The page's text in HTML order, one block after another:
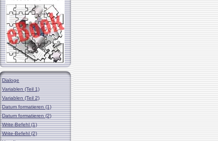
Dialoge
Variablen (Teil 1)
Variablen (Teil 2)
Datum formatieren (1)
Datum formatieren (2)
Write-Befehl (1)
Write-Befehl (2)